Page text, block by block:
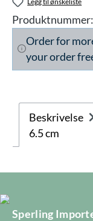
Produktnummer:
Order for
your order
Beskrivelse
6.5 cm
Sperling